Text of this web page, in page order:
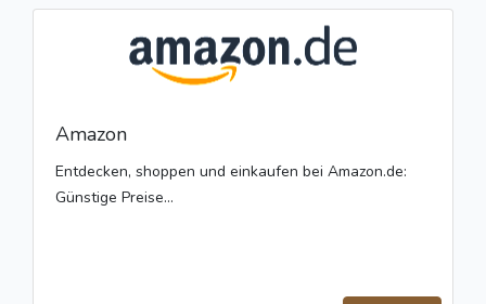
Amazon
Entdecken, shoppen und einkaufen bei Amazon.de:
Günstige Preise...